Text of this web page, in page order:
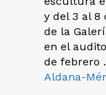
y del 3 al 8
de la
en el
de febrero
Aldana-